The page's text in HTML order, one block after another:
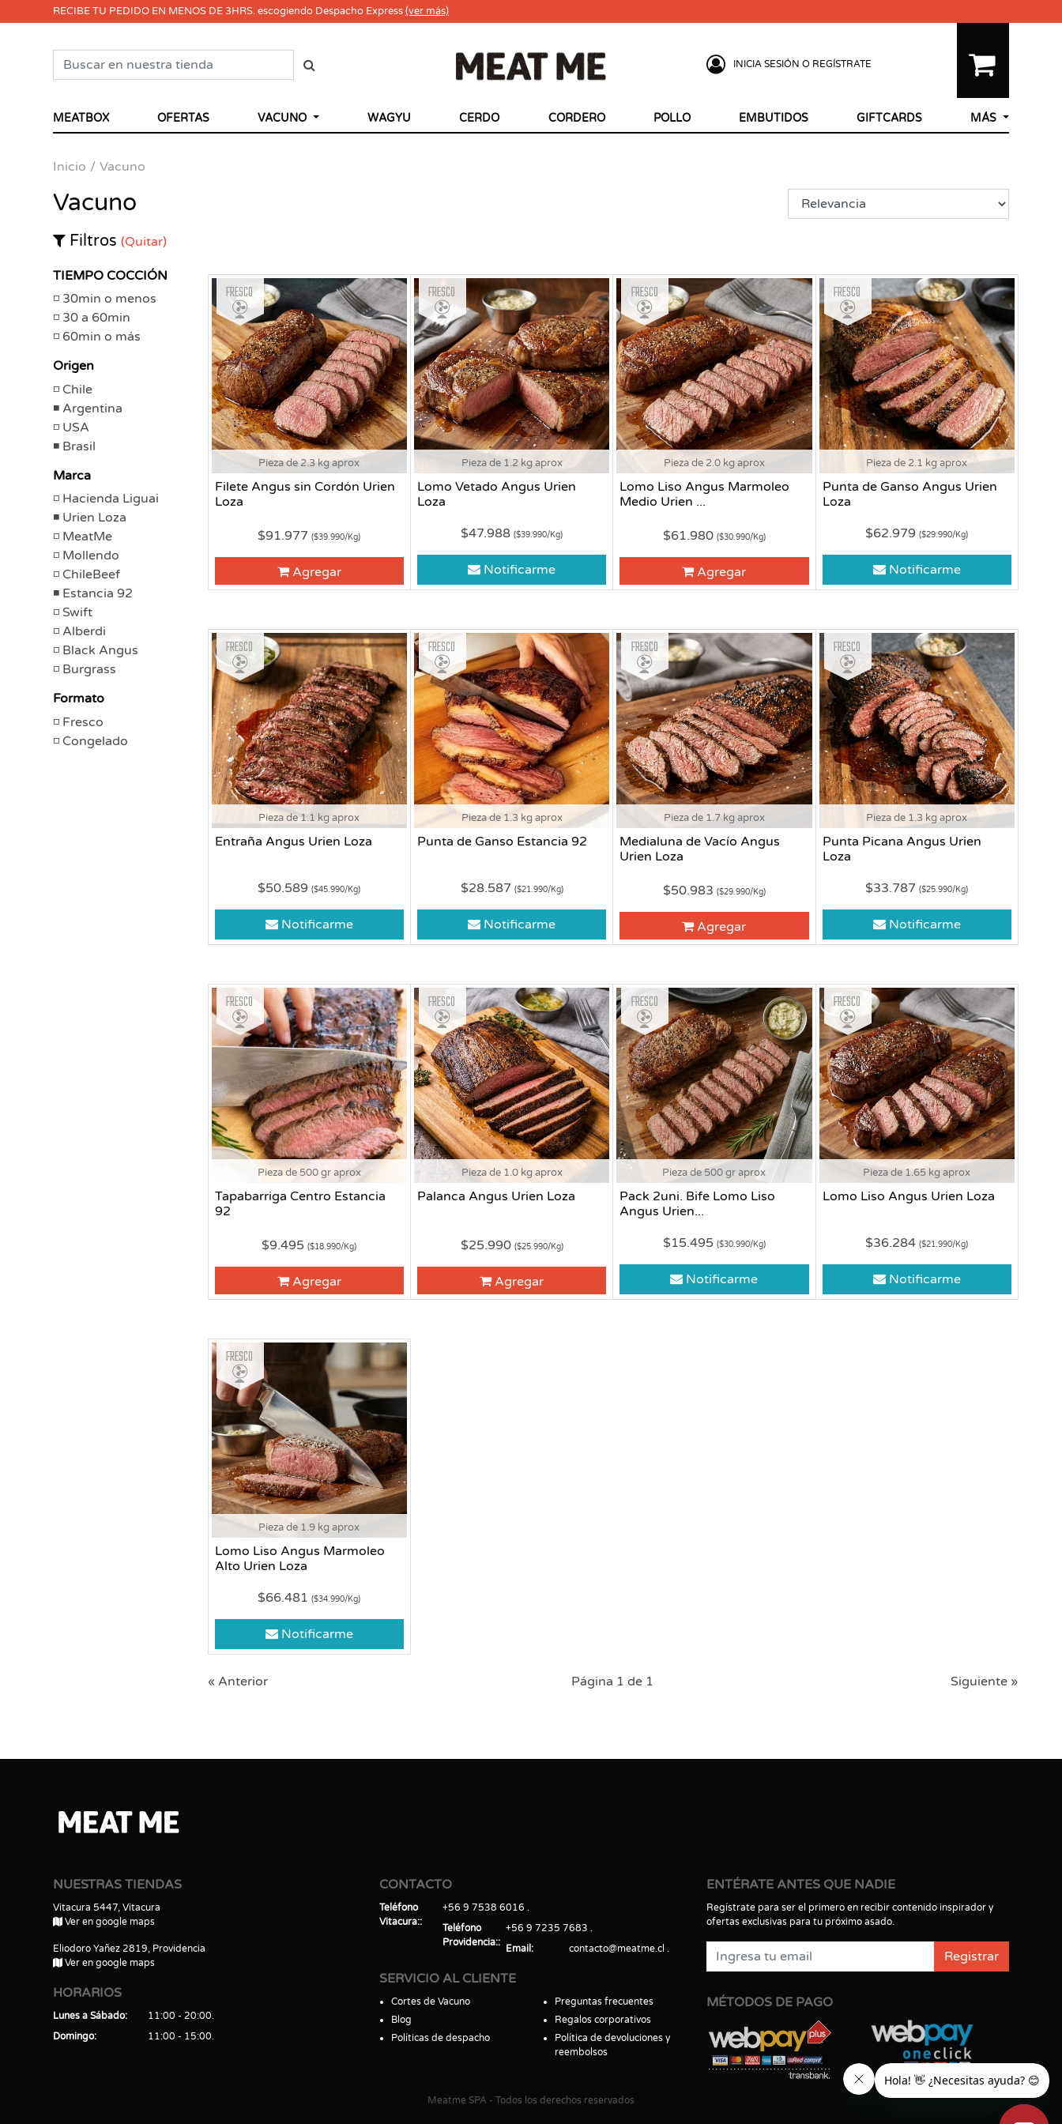
RECIBE TU PEDIDO EN MENOS DE 3HRS. escogiendo Despacho Express(ver más)
INICIA SESIÓN O REGÍSTRATE
MEATBOX OFERTAS VACUNO WAGYU CERDO CORDERO POLLO EMBUTIDOS GIFTCARDS MÁS
Inicio Vacuno
Vacuno
Filtros (Quitar)
TIEMPO COCCIÓN
30min o menos
30 a 60min
60min o más
Origen
Chile
Argentina
USA
Brasil
Marca
Hacienda Liguai
Urien Loza
MeatMe
Mollendo
ChileBeef
Estancia 92
Swift
Alberdi
Black Angus
Burgrass
Formato
Fresco
Congelado
Pieza de 2.3 kg aprox
Filete Angus sin Cordón Urien
Loza
Fresco
$91.977($39.990/Kg)
Agregar
Pieza de 1.2 kg aprox
Lomo Vetado Angus Urien
Loza
Fresco
$47.988($39.990/Kg)
Notificarme
Pieza de 2.0 kg aprox
Lomo Liso Angus Marmoleo
Medio Urien ...
Fresco
$61.980 ($30.990/Kg)
Agregar
Pieza de 2.1 kg aprox
Punta de Ganso Angus Urien
Loza
Fresco
$62.979($29.990/Kg)
Notificarme
Pieza de 1.1 kg aprox
Entraña Angus Urien Loza
Fresco
$50.589($45.990/Kg)
Notificarme
Pieza de 1.3 kg aprox
Punta de Ganso Estancia 92
Fresco
$28.587 ($21.990/Kg)
Notificarme
Pieza de 1.7 kg aprox
Medialuna de Vacío Angus
Urien Loza
Fresco
$50.983 ($29.990/Kg)
Agregar
Pieza de 1.3 kg aprox
Punta Picana Angus Urien
Loza
Fresco
$33.787($25.990/Kg)
Notificarme
Pieza de 500 gr aprox
Tapabarriga Centro Estancia
92
Fresco
$9.495($18.990/Kg)
Agregar
Pieza de 1.0 kg aprox
Palanca Angus Urien Loza
Fresco
$25.990 ($25.990/Kg)
Agregar
Pieza de 500 gr aprox
Pack 2uni. Bife Lomo Liso
Angus Urien...
Fresco
$15.495 ($30.990/Kg)
Notificarme
Pieza de 1.65 kg aprox
Lomo Liso Angus Urien Loza
Fresco
$36.284($21.990/Kg)
Notificarme
Pieza de 1.9 kg aprox
Lomo Liso Angus Marmoleo
Alto Urien Loza
Fresco
$66.481($34.990/Kg)
Notificarme
« Anterior Página 1 de 1 Siguiente »
NUESTRAS TIENDAS
Vitacura 5447, Vitacura
Ver en google maps
Eliodoro Yañez 2819, Providencia
Ver en google maps
HORARIOS
Lunes a Sábado
11:00 - 20:00
Domingo
11:00 - 15:00
CONTACTO
Teléfono
Vitacura:
+56 9 7538 6016
Teléfono
Providencia:
+56 9 7235 7683
Email
contacto@meatme.cl
SERVICIO AL CLIENTE
Cortes de Vacuno
Blog
Políticas de despacho
Preguntas frecuentes
Regalos corporativos
Política de devoluciones y
reembolsos
ENTÉRATE ANTES QUE NADIE
Regístrate para ser el primero en recibir contenido inspirador y
ofertas exclusivas para tu próximo asado.
Registrar
MÉTODOS DE PAGO
Meatme SPA - Todos los derechos reservados